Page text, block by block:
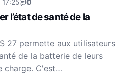
0
l’état de santé de la
27 permette aux utilisateurs
de la batterie de leurs
charge. C'est…